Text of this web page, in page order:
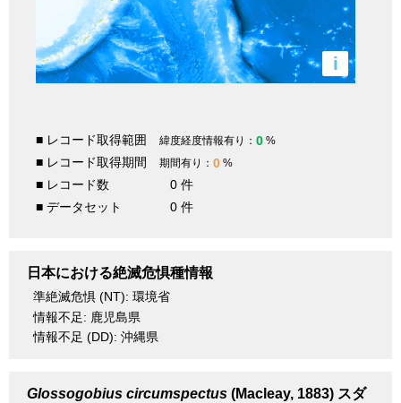
i
■ レコード取得範囲 緯度経度情報有り： 0 %
■ レコード取得期間 期間有り： 0 %
■ レコード数
0 件
■ データセット
0 件
日本における絶滅危惧種情報
準絶滅危惧 (NT): 環境省
情報不足: 鹿児島県
情報不足 (DD): 沖縄県
Glossogobius circumspectus (Macleay, 1883) スダ